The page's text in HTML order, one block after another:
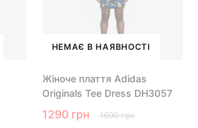
НЕМАЄ В НАЯВНОСТІ
Жіноче плаття Adidas
Originals Tee Dress DH3057
1290 грн 1690 грн